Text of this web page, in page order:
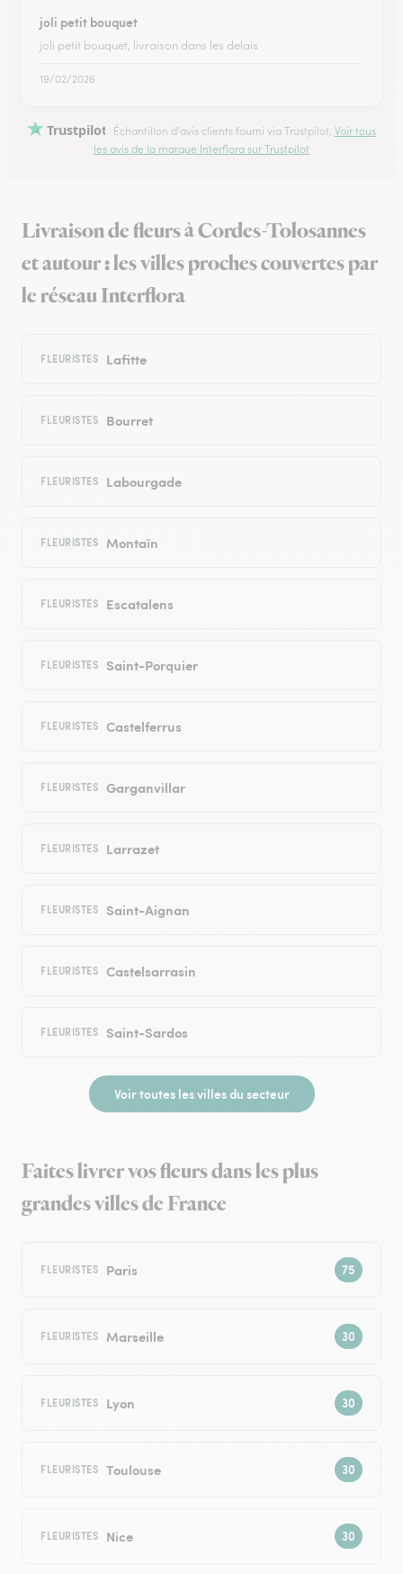
joli petit bouquet
joli petit bouquet, livraison dans les delais
19/02/2026
Trustpilot Échantillon d'avis clients fourni via Trustpilot. Voir tous
les avis de la marque Interflora sur Trustpilot
Livraison de fleurs à Cordes-Tolosannes
et autour : les villes proches couvertes par
le réseau Interflora
FLEURISTES Lafitte
FLEURISTES Bourret
FLEURISTES Labourgade
FLEURISTES Montaïn
FLEURISTES Escatalens
FLEURISTES Saint-Porquier
FLEURISTES Castelferrus
FLEURISTES Garganvillar
FLEURISTES Larrazet
FLEURISTES Saint-Aignan
FLEURISTES Castelsarrasin
FLEURISTES Saint-Sardos
Voir toutes les villes du secteur
Faites livrer vos fleurs dans les plus
grandes villes de France
FLEURISTES Paris
FLEURISTES Marseille
FLEURISTES Lyon
FLEURISTES Toulouse
FLEURISTES Nice